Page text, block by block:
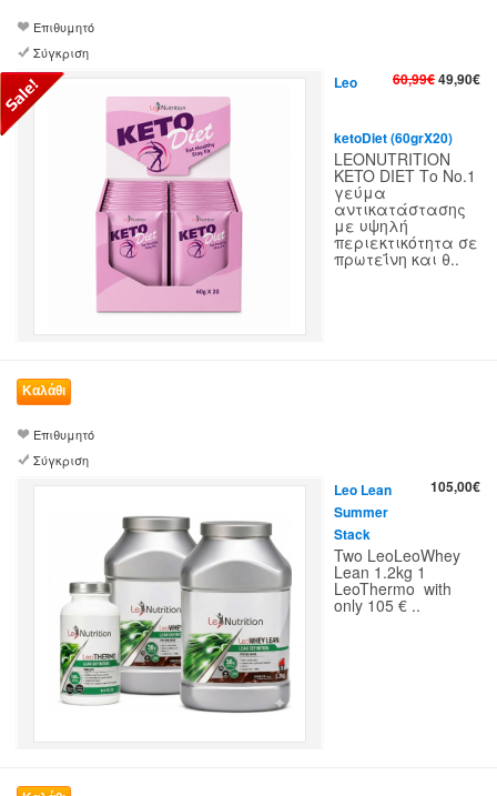
Επιθυμητό
Σύγκριση
60,99€49,90€
Leo
ketoDiet (60grX20)
LEONUTRITION
KETO DIET Το Νο.1
γεύμα
αντικατάστασης
με υψηλή
περιεκτικότητα σε
πρωτεΐνη και θ..
Επιθυμητό
Σύγκριση
105,00€
Leo Lean
Summer
Stack
Two LeoLeoWhey
Lean 1.2kg 1
LeoThermo with
only 105 € ..